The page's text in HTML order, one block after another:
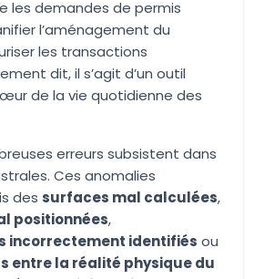
les demandes de permis
l’aménagement du
les transactions
dit, il s’agit d’un outil
de la vie quotidienne des
erreurs subsistent dans
Ces anomalies
des surfaces mal calculées,
positionnées,
incorrectement identifiés ou
entre la réalité physique du